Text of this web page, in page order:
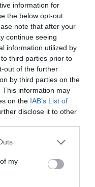
information for
the below opt-out
note that after your
continue seeing
information utilized by
third parties prior to
out of the further
by third parties on the
This information may
on the IAB’s List of
disclose it to other
one or more Google
You may click to
third-party tags to
in below Google
my
Qualco,Qualco